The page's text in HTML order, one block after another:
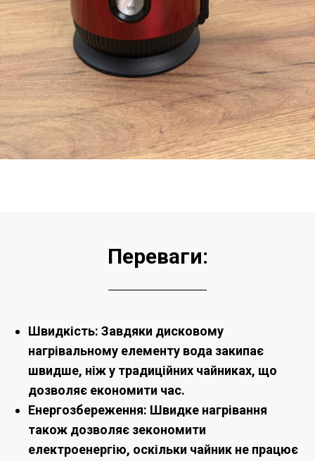
Переваги:
Швидкість: Завдяки дисковому
нагрівальному елементу вода закипає
швидше, ніж у традиційних чайниках, що
дозволяє економити час.
Енергозбереження: Швидке нагрівання
також дозволяє зекономити
електроенергію, оскільки чайник не працює